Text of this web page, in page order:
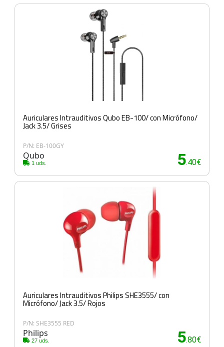
Auriculares Intrauditivos Qubo EB-100/ con Micrófono/
Jack 3.5/ Grises
P/N: EB-100GY
Qubo
1 uds. 5.40€
Auriculares Intrauditivos Philips SHE3555/ con
Micrófono/ Jack 3.5/ Rojos
P/N: SHE3555 RED
Philips
27 uds. 5.80€